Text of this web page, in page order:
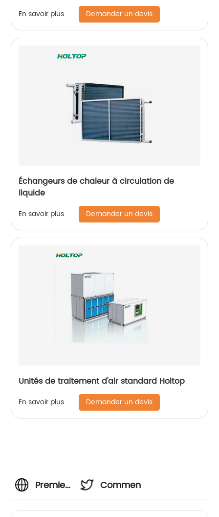
En savoir plus Demander un devis
Échangeurs de chaleur à circulation de
liquide
En savoir plus Demander un devis
Unités de traitement d'air standard Holtop
En savoir plus Demander un devis
Premier
Commentaires